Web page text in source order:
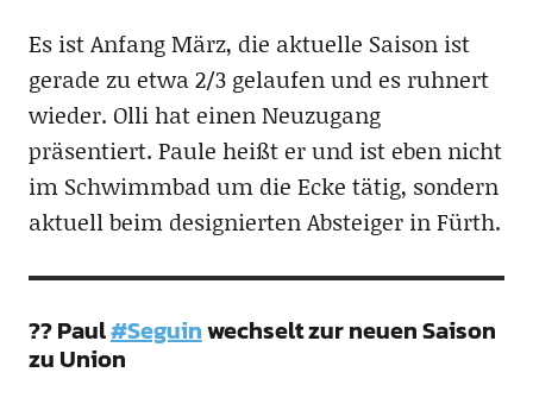
Es ist Anfang März, die aktuelle Saison ist
gerade zu etwa 2/3 gelaufen und es ruhnert
wieder. Olli hat einen Neuzugang
präsentiert. Paule heißt er und ist eben nicht
im Schwimmbad um die Ecke tätig, sondern
aktuell beim designierten Absteiger in Fürth.
?? Paul#Seguinwechselt zur neuen Saison
zu Union